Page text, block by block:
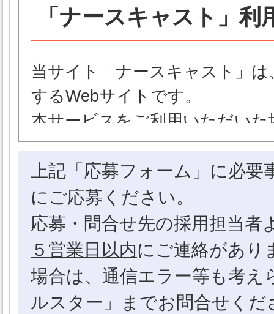
「ナースキャスト」利
当サイト「ナースキャスト」
するWebサイトです。
本サービスをご利用いただい
いただいたものとさせていた
【ナースキャストの定義】
「ナースキャスト」とは、株
インターネットサイト・モバ
サイトおよび、それに関連す
「ナースキャスト」をご利用
入力した情報の内容について
上記「応募フォーム」に必
にご応募ください。
応募・問合せ先の採用担当
５営業日以内にご連絡があり
場合は、通信エラー等も考
ルスター」までお問合せくだ